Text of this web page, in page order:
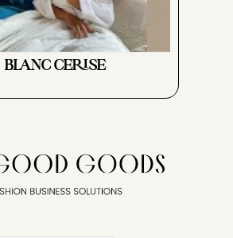
BLANC CERISE